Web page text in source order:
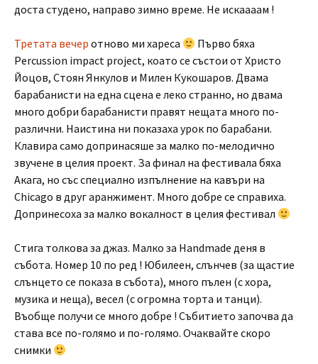
доста студено, направо зимно време. Не искаааам !
Третата вечер отново ми хареса
Първо бяха
Percussion impact project, коато се състои от Христо
Йоцов, Стоян Янкулов и Милен Кукошаров. Двама
барабанисти на една сцена е леко странно, но двама
много добри барабанисти правят нещата много по-
различни. Наистина ни показаха урок по барабани.
Клавира само допринасяше за малко по-мелодично
звучене в целия проект. За финал на фестивала бяха
Акага, но със специално изпълнение на кавъри на
Chicago в друг аранжимент. Много добре се справиха.
Допринесоха за малко вокалност в целия фестивал
Стига толкова за джаз. Малко за Handmade деня в
събота. Номер 10 по ред ! Юбилеен, слънчев (за щастие
слънцето се показа в събота), много пълен (с хора,
музика и неща), весел (с огромна торта и танци).
Въобще получи се много добре ! Събитието започва да
става все по-голямо и по-голямо. Очаквайте скоро
снимки